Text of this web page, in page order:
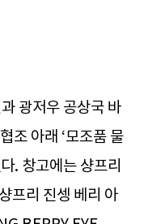
광저우 공상국 바
조 아래 ‘모조품 물
. 창고에는 샹프리
프리 진셍 베리 아